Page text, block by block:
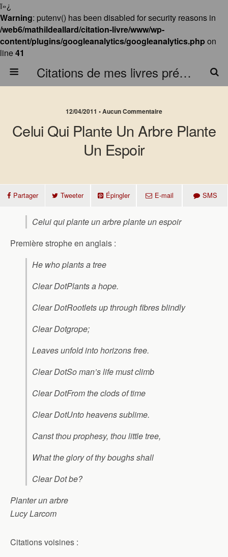
ï»¿
Warning: putenv() has been disabled for security reasons in
/web6/mathildeallard/citation-livre/www/wp-
content/plugins/googleanalytics/googleanalytics.php on
line41
Citations de mes livres préférés
12/04/2011 • Aucun Commentaire
Celui Qui Plante Un Arbre Plante
Un Espoir
Partager Tweeter Épingler E-mail SMS
Celui qui plante un arbre plante un espoir
Première strophe en anglais :
He who plants a tree
Clear DotPlants a hope.
Clear DotRootlets up through fibres blindly
Clear Dotgrope;
Leaves unfold into horizons free.
Clear DotSo man’s life must climb
Clear DotFrom the clods of time
Clear DotUnto heavens sublime.
Canst thou prophesy, thou little tree,
What the glory of thy boughs shall
Clear Dot be?
Planter un arbre
Lucy Larcom
Citations voisines :